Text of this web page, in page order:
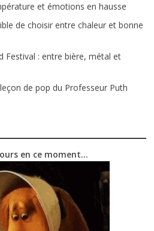
et émotions en hausse
de choisir entre chaleur et bonne
Festival : entre bière, métal et
de pop du Professeur Puth
en ce moment…